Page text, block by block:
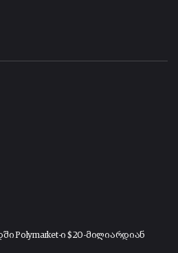
Polymarket-ი $20-მილიარდიან